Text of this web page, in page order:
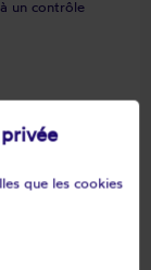
un contrôle
keyboard_arrow_right
que les cookies